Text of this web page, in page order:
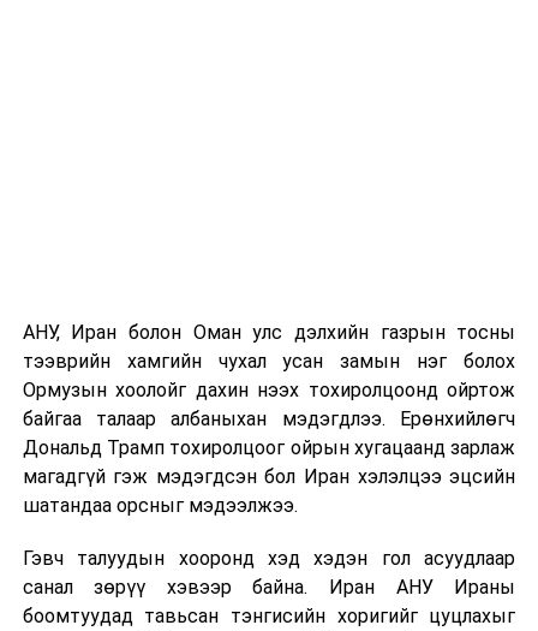
АНУ, Иран болон Оман улс дэлхийн газрын тосны
тээврийн хамгийн чухал усан замын нэг болох
Ормузын хоолойг дахин нээх тохиролцоонд ойртож
байгаа талаар албаныхан мэдэгдлээ. Ерөнхийлөгч
Дональд Трамп тохиролцоог ойрын хугацаанд зарлаж
магадгүй гэж мэдэгдсэн бол Иран хэлэлцээ эцсийн
шатандаа орсныг мэдээлжээ.
Гэвч талуудын хооронд хэд хэдэн гол асуудлаар
санал зөрүү хэвээр байна. Иран АНУ Ираны
боомтуудад тавьсан тэнгисийн хоригийг цуцлахыг